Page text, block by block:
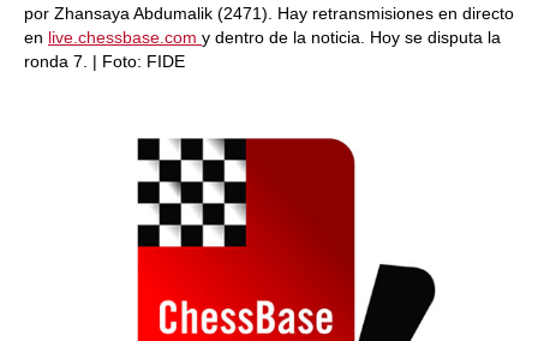
por Zhansaya Abdumalik (2471). Hay retransmisiones en directo
en live.chessbase.com y dentro de la noticia. Hoy se disputa la
ronda 7. | Foto: FIDE